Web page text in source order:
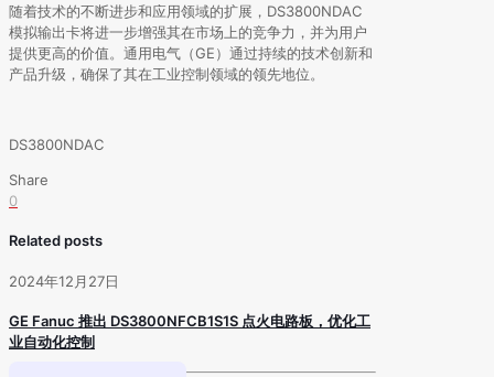
随着技术的不断进步和应用领域的扩展，DS3800NDAC
模拟输出卡将进一步增强其在市场上的竞争力，并为用户
提供更高的价值。通用电气（GE）通过持续的技术创新和
产品升级，确保了其在工业控制领域的领先地位。
DS3800NDAC
Share
0
Related posts
2024年12月27日
GE Fanuc 推出 DS3800NFCB1S1S 点火电路板，优化工
业自动化控制